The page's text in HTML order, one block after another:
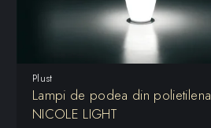
Plust
Lampi de podea din polietilena
NICOLE LIGHT